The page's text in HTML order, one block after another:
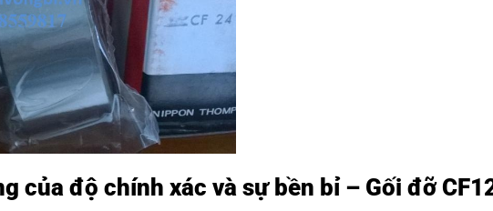
của độ chính xác và sự bền bỉ – Gối đỡ